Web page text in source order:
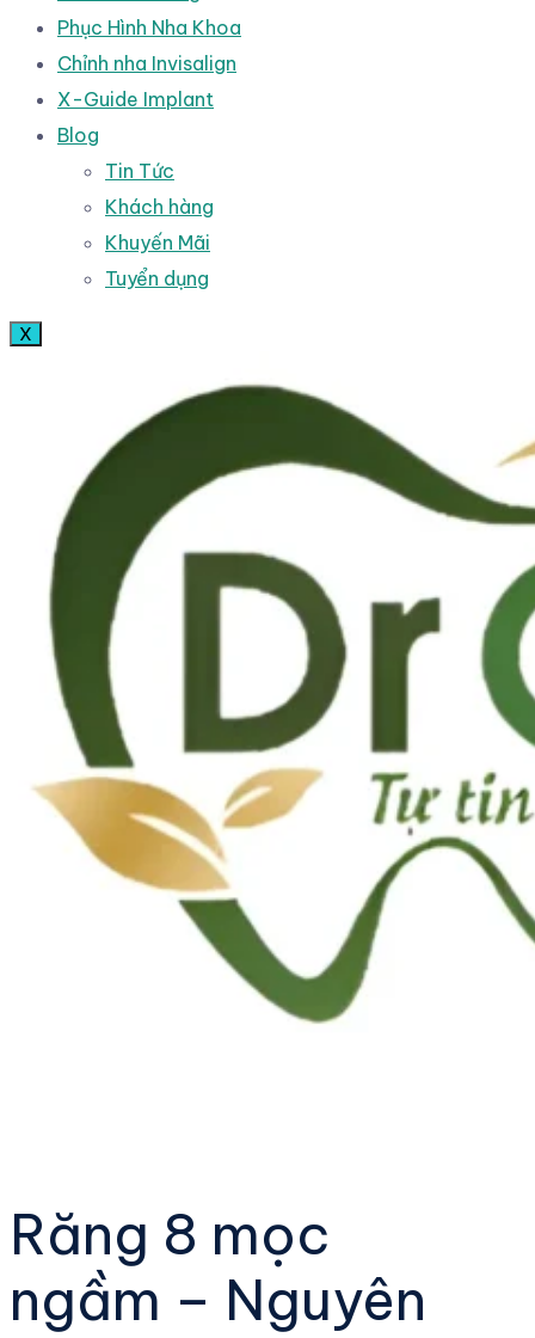
Phục Hình Nha Khoa
Chỉnh nha Invisalign
X-Guide Implant
Blog
Tin Tức
Khách hàng
Khuyến Mãi
Tuyển dụng
X
Răng 8 mọc
ngầm – Nguyên